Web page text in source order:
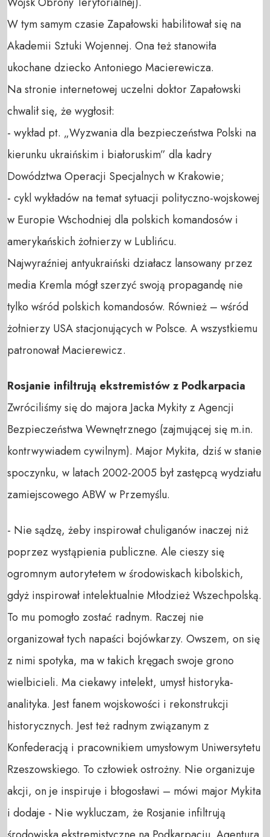
W tym samym czasie Zapałowski habilitował się na
Akademii Sztuki Wojennej. Ona też stanowiła
ukochane dziecko Antoniego Macierewicza.
Na stronie internetowej uczelni doktor Zapałowski
chwalił się, że wygłosił:
- wykład pt. „Wyzwania dla bezpieczeństwa Polski na
kierunku ukraińskim i białoruskim” dla kadry
Dowództwa Operacji Specjalnych w Krakowie;
- cykl wykładów na temat sytuacji polityczno-wojskowej
w Europie Wschodniej dla polskich komandosów i
amerykańskich żołnierzy w Lublińcu.
Najwyraźniej antyukraiński działacz lansowany przez
media Kremla mógł szerzyć swoją propagandę nie
tylko wśród polskich komandosów. Również – wśród
żołnierzy USA stacjonujących w Polsce. A wszystkiemu
patronował Macierewicz.
Rosjanie infiltrują ekstremistów z Podkarpacia
Zwróciliśmy się do majora Jacka Mykity z Agencji
Bezpieczeństwa Wewnętrznego (zajmującej się m.in.
kontrwywiadem cywilnym). Major Mykita, dziś w stanie
spoczynku, w latach 2002-2005 był zastępcą wydziału
zamiejscowego ABW w Przemyślu.
- Nie sądzę, żeby inspirował chuliganów inaczej niż
poprzez wystąpienia publiczne. Ale cieszy się
ogromnym autorytetem w środowiskach kibolskich,
gdyż inspirował intelektualnie Młodzież Wszechpolską.
To mu pomogło zostać radnym. Raczej nie
organizował tych napaści bojówkarzy. Owszem, on się
z nimi spotyka, ma w takich kręgach swoje grono
wielbicieli. Ma ciekawy intelekt, umysł historyka-
analityka. Jest fanem wojskowości i rekonstrukcji
historycznych. Jest też radnym związanym z
Konfederacją i pracownikiem umysłowym Uniwersytetu
Rzeszowskiego. To człowiek ostrożny. Nie organizuje
akcji, on je inspiruje i błogosławi – mówi major Mykita
i dodaje - Nie wykluczam, że Rosjanie infiltrują